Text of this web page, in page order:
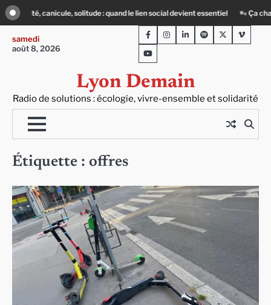
Skip
to
content
: quand le lien social devient essentiel « Ça chauffe » : des acteurs
samedi
août 8, 2026
Lyon Demain
Radio de solutions : écologie, vivre-ensemble et solidarité
FacebookInstagram
LinkedInSpotifyTwitterViméo
Youtube
Étiquette : offres